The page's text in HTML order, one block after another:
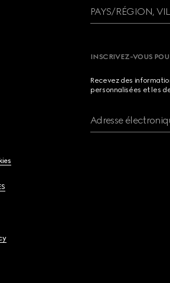
PAYS/RÉGION,
INSCRIVEZ-VOUS
Recevez des
personnalisées et les
Adresse